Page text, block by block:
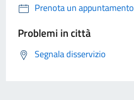
Prenota un appuntamento
Problemi in città
Segnala disservizio